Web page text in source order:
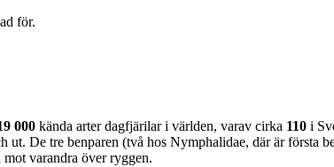
för.
000 kända arter dagfjärilar i världen, varav cirka 110 i
ut. De tre benparen (två hos Nymphalidae, där är första
varandra över ryggen.